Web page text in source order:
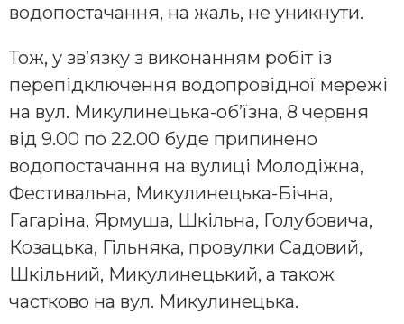
водопостачання, на жаль, не уникнути.
Тож, у зв’язку з виконанням робіт із
перепідключення водопровідної мережі
на вул. Микулинецька-об’їзна, 8 червня
від 9.00 по 22.00 буде припинено
водопостачання на вулиці Молодіжна,
Фестивальна, Микулинецька-Бічна,
Гагаріна, Ярмуша, Шкільна, Голубовича,
Козацька, Гільняка, провулки Садовий,
Шкільний, Микулинецький, а також
частково на вул. Микулинецька.